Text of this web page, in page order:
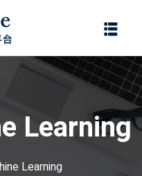
Learning
Learning